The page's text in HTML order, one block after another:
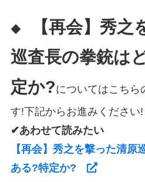
◆
【再会】秀之
巡査長の拳銃は
定か?についてはこちら
す!下記からお進みください!
✔あわせて読みたい
【再会】秀之を撃った清原
ある?特定か?